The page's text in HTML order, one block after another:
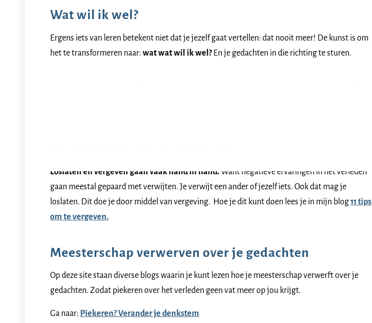
Wat wil ik wel?
Ergens iets van leren betekent niet dat je jezelf gaat vertellen: dat nooit meer! De kunst is om
het te transformeren naar: wat wat wil ik wel?En je gedachten in die richting te sturen.
Loslaten en vergeven gaan vaak hand in hand. Want negatieve ervaringen in het verleden
gaan meestal gepaard met verwijten. Je verwijt een ander of jezelf iets. Ook dat mag je
loslaten. Dit doe je door middel van vergeving. Hoe je dit kunt doen lees je in mijn blog11 tips
om te vergeven.
Meesterschap verwerven over je gedachten
Op deze site staan diverse blogs waarin je kunt lezen hoe je meesterschap verwerft over je
gedachten. Zodat piekeren over het verleden geen vat meer op jou krijgt.
Ga naar: Piekeren? Verander je denkstem